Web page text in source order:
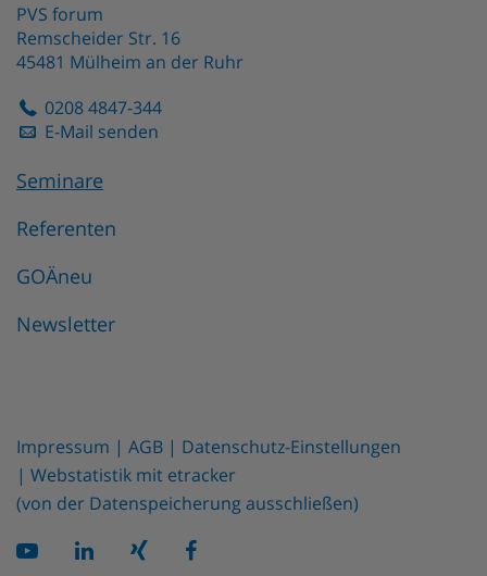
PVS forum
Remscheider Str. 16
45481 Mülheim an der Ruhr
0208 4847-344
E-Mail senden
Seminare
Referenten
GOÄneu
Newsletter
Impressum AGB
Datenschutz-Einstellungen
Webstatistik mit etracker
(von der Datenspeicherung ausschließen)
Y
X
X
F